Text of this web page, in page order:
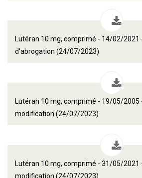
Lutéran 10 mg, comprimé - 14/02/2021
d'abrogation (24/07/2023)
Lutéran 10 mg, comprimé - 19/05/2005
modification (24/07/2023)
Lutéran 10 mg, comprimé - 31/05/2021
modification (24/07/2023)